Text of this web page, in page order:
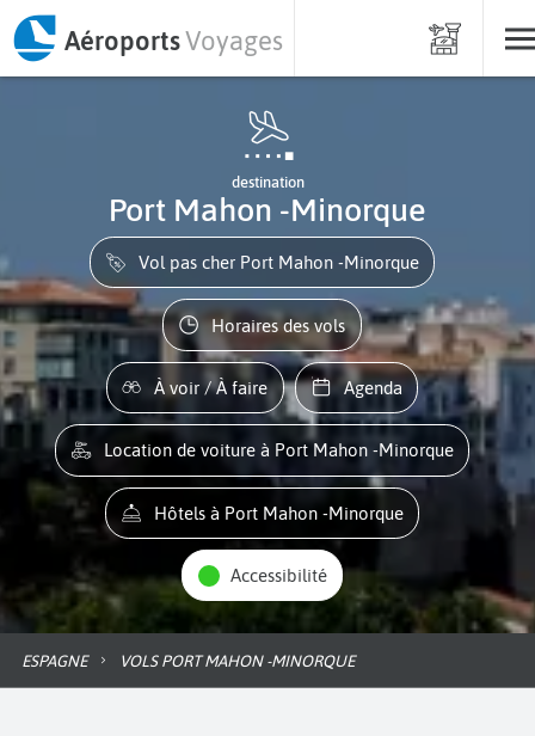
AéroportsVoyages
destination
Port Mahon -Minorque
Vol pas cher Port Mahon -Minorque
Horaires des vols
À voir / À faire Agenda
Location de voiture à Port Mahon -Minorque
Hôtels à Port Mahon -Minorque
Accessibilité
ESPAGNE VOLS PORT MAHON -MINORQUE